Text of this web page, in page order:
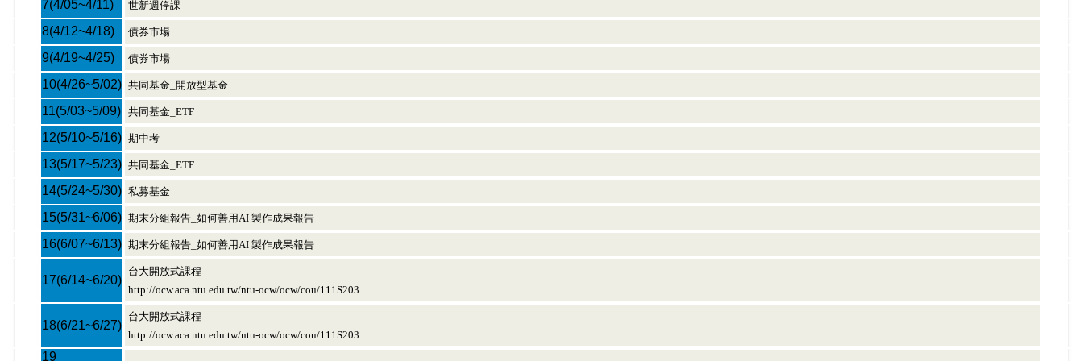
7(4/05~4/11) 世新週停課
8(4/12~4/18) 債券市場
9(4/19~4/25) 債券市場
10(4/26~5/02) 共同基金_開放型基金
11(5/03~5/09) 共同基金_ETF
12(5/10~5/16) 期中考
13(5/17~5/23) 共同基金_ETF
14(5/24~5/30) 私募基金
15(5/31~6/06) 期末分組報告_如何善用AI 製作成果報告
16(6/07~6/13) 期末分組報告_如何善用AI 製作成果報告
17(6/14~6/20)
台大開放式課程
http://ocw.aca.ntu.edu.tw/ntu-ocw/ocw/cou/111S203
18(6/21~6/27)
台大開放式課程
http://ocw.aca.ntu.edu.tw/ntu-ocw/ocw/cou/111S203
19